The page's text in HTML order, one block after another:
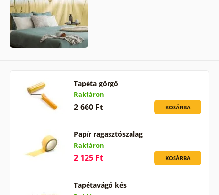
Tapéta görgő
Raktáron
2 660 Ft KOSÁRBA
Papír ragasztószalag
Raktáron
2 125 Ft KOSÁRBA
Tapétavágó kés